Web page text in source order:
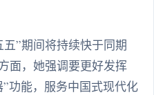
”期间将持续快于同期
面，她强调要更好发挥
功能，服务中国式现代化